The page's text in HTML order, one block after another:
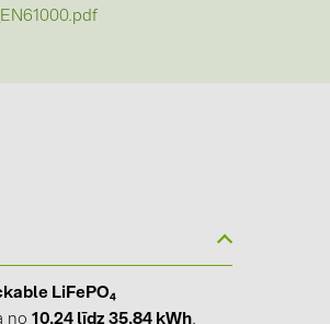
LiFePO₄
no10,24 līdz 35,84 kWh,